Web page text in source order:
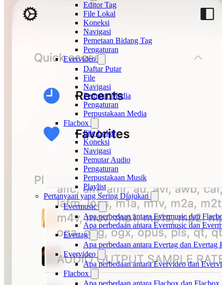
Editor Tag
File Lokal
Koneksi
Navigasi
Pemetaan Bidang Tag
Pengaturan
Evervideo
Daftar Putar
File
Navigasi
Pemutar Media
Pengaturan
Perpustakaan Media
Flacbox
File Lokal
Koneksi
Navigasi
Pemutar Audio
Pengaturan
Perpustakaan Musik
Playlist
Pertanyaan yang Sering Diajukan
Evermusic
Apa perbedaan antara Evermusic dan
Apa perbedaan antara Evermusic dan
Evertag
Apa perbedaan antara Evertag dan Evertag
Evervideo
Apa perbedaan antara Evervideo dan
Flacbox
Apa perbedaan antara Flacbox dan Flacbox